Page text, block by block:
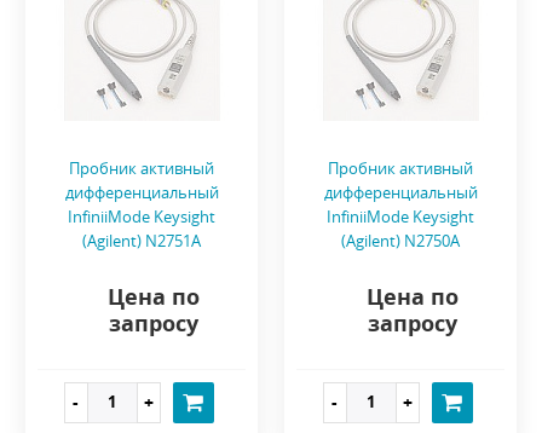
Пробник активный
дифференциальный
InfiniiMode Keysight
(Agilent) N2751A
Цена по
запросу
Пробник активный
дифференциальный
InfiniiMode Keysight
(Agilent) N2750A
Цена по
запросу